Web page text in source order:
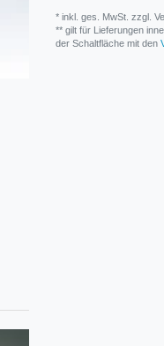
* inkl. ges. MwSt. zzgl.
** gilt für Lieferungen
der Schaltfläche mit den